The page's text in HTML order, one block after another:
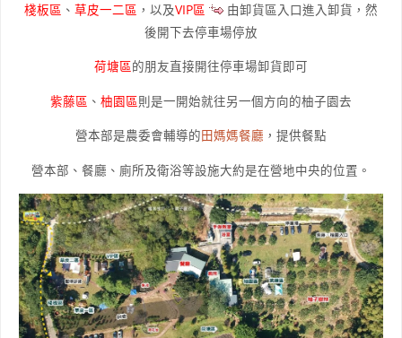
棧板區 、 草皮一二區 ，以及VIP區
由卸貨區入口進入卸貨，然
後開下去停車場停放
荷塘區的朋友直接開往停車場卸貨即可
紫藤區 、 柚園區則是一開始就往另一個方向的柚子園去
營本部是農委會輔導的田媽媽餐廳 ，提供餐點
營本部、餐廳、廁所及衛浴等設施大約是在營地中央的位置。